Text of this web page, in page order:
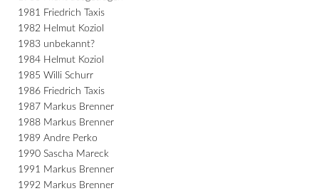
1981 Friedrich Taxis
1982 Helmut Koziol
1983 unbekannt?
1984 Helmut Koziol
1985 Willi Schurr
1986 Friedrich Taxis
1987 Markus Brenner
1988 Markus Brenner
1989 Andre Perko
1990 Sascha Mareck
1991 Markus Brenner
1992 Markus Brenner